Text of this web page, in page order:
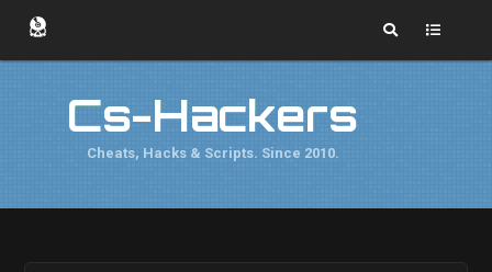
Cs-Hackers
Cheats, Hacks & Scripts. Since 2010.